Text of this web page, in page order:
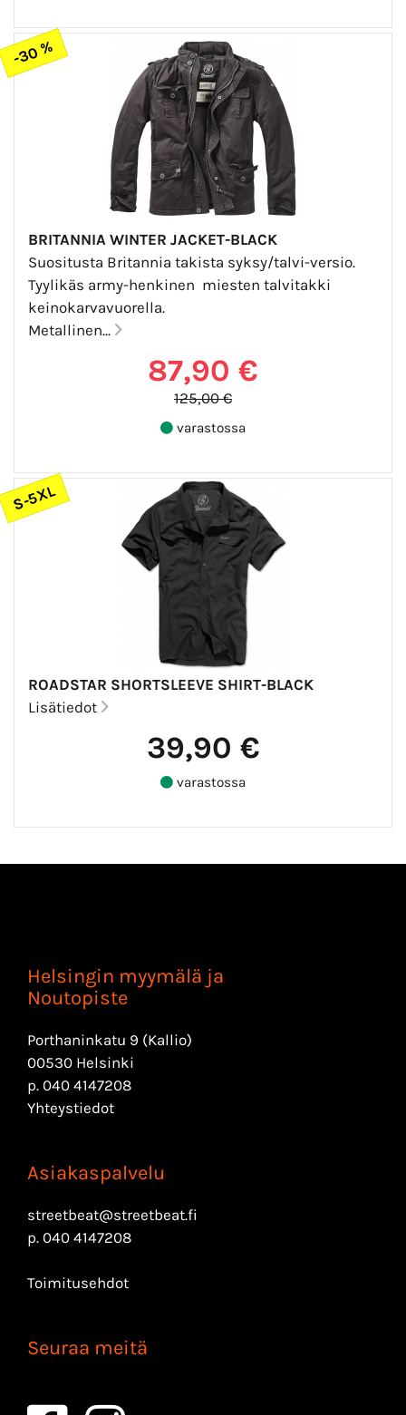
-30 %
BRITANNIA WINTER JACKET-BLACK
Suositusta Britannia takista syksy/talvi-versio.
Tyylikäs army-henkinen miesten talvitakki
keinokarvavuorella.
Metallinen...
87,90 €
125,00 €
varastossa
S-5XL
ROADSTAR SHORTSLEEVE SHIRT-BLACK
Lisätiedot
39,90 €
varastossa
Helsingin myymälä ja
Noutopiste
Porthaninkatu 9 (Kallio)
00530 Helsinki
p. 040 4147208
Yhteystiedot
Asiakaspalvelu
streetbeat@streetbeat.fi
p. 040 4147208
Toimitusehdot
Seuraa meitä